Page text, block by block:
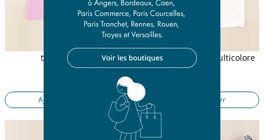
tee-shirt rose
4 ans
Ajouter au panier
débardeur blanc, multicolore
4 ans
Ajouter au panier